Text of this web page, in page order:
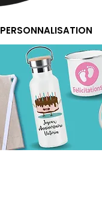
PERSONNALISATION